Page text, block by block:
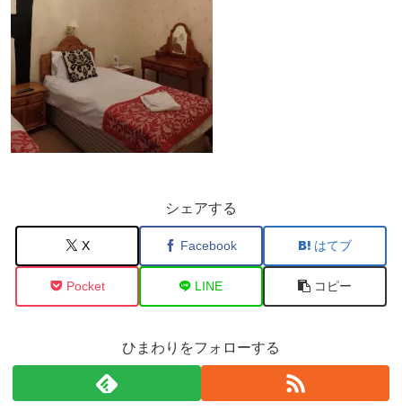
シェアする
X Facebook はてブ
Pocket LINE コピー
ひまわりをフォローする